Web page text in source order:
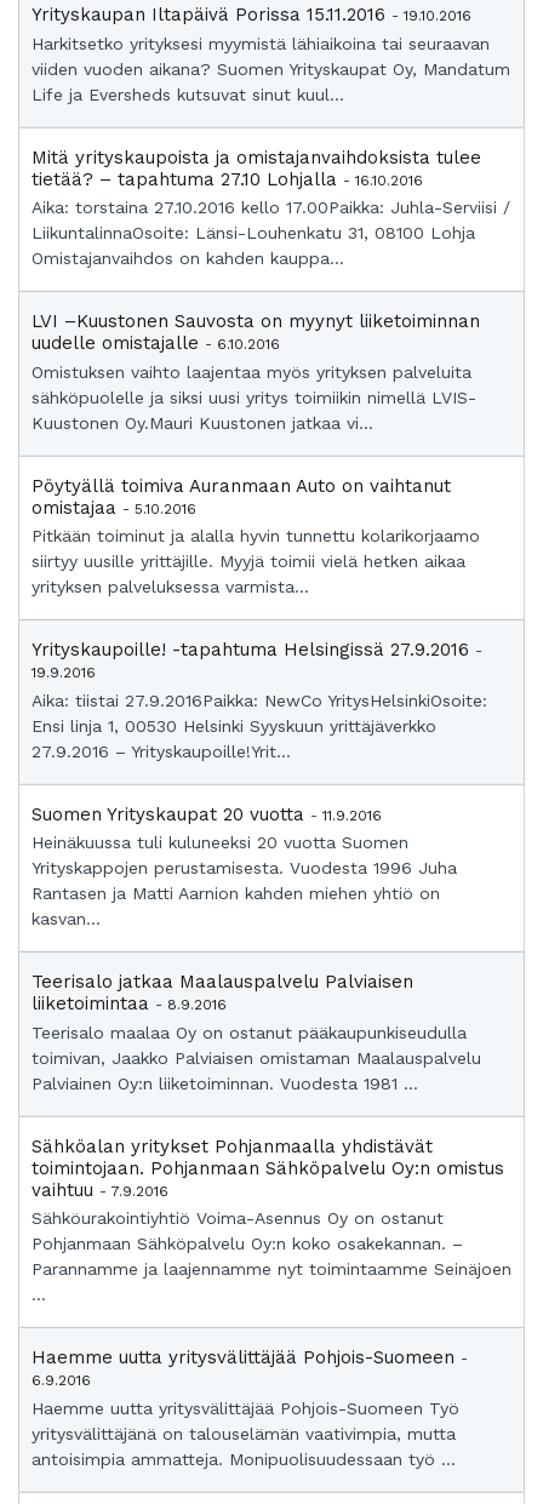
Yrityskaupan Iltapäivä Porissa 15.11.2016 - 19.10.2016
Harkitsetko yrityksesi myymistä lähiaikoina tai seuraavan
viiden vuoden aikana? Suomen Yrityskaupat Oy, Mandatum
Life ja Eversheds kutsuvat sinut kuul...
Mitä yrityskaupoista ja omistajanvaihdoksista tulee
tietää? – tapahtuma 27.10 Lohjalla - 16.10.2016
Aika: torstaina 27.10.2016 kello 17.00Paikka: Juhla-Serviisi /
LiikuntalinnaOsoite: Länsi-Louhenkatu 31, 08100 Lohja
Omistajanvaihdos on kahden kauppa...
LVI –Kuustonen Sauvosta on myynyt liiketoiminnan
uudelle omistajalle - 6.10.2016
Omistuksen vaihto laajentaa myös yrityksen palveluita
sähköpuolelle ja siksi uusi yritys toimiikin nimellä LVIS-
Kuustonen Oy.Mauri Kuustonen jatkaa vi...
Pöytyällä toimiva Auranmaan Auto on vaihtanut
omistajaa - 5.10.2016
Pitkään toiminut ja alalla hyvin tunnettu kolarikorjaamo
siirtyy uusille yrittäjille. Myyjä toimii vielä hetken aikaa
yrityksen palveluksessa varmista...
Yrityskaupoille! -tapahtuma Helsingissä 27.9.2016 -
19.9.2016
Aika: tiistai 27.9.2016Paikka: NewCo YritysHelsinkiOsoite:
Ensi linja 1, 00530 Helsinki Syyskuun yrittäjäverkko
27.9.2016 – Yrityskaupoille!Yrit...
Suomen Yrityskaupat 20 vuotta - 11.9.2016
Heinäkuussa tuli kuluneeksi 20 vuotta Suomen
Yrityskappojen perustamisesta. Vuodesta 1996 Juha
Rantasen ja Matti Aarnion kahden miehen yhtiö on
kasvan...
Teerisalo jatkaa Maalauspalvelu Palviaisen
liiketoimintaa - 8.9.2016
Teerisalo maalaa Oy on ostanut pääkaupunkiseudulla
toimivan, Jaakko Palviaisen omistaman Maalauspalvelu
Palviainen Oy:n liiketoiminnan. Vuodesta 1981 ...
Sähköalan yritykset Pohjanmaalla yhdistävät
toimintojaan. Pohjanmaan Sähköpalvelu Oy:n omistus
vaihtuu - 7.9.2016
Sähköurakointiyhtiö Voima-Asennus Oy on ostanut
Pohjanmaan Sähköpalvelu Oy:n koko osakekannan. –
Parannamme ja laajennamme nyt toimintaamme Seinäjoen
...
Haemme uutta yritysvälittäjää Pohjois-Suomeen -
6.9.2016
Haemme uutta yritysvälittäjää Pohjois-Suomeen Työ
yritysvälittäjänä on talouselämän vaativimpia, mutta
antoisimpia ammatteja. Monipuolisuudessaan työ ...